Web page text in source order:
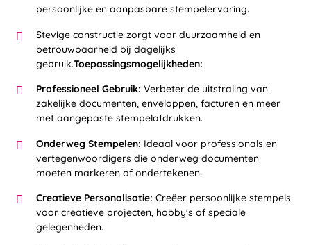
persoonlijke en aanpasbare stempelervaring.
Stevige constructie zorgt voor duurzaamheid en
betrouwbaarheid bij dagelijks
gebruik.Toepassingsmogelijkheden:
Professioneel Gebruik: Verbeter de uitstraling van
zakelijke documenten, enveloppen, facturen en meer
met aangepaste stempelafdrukken.
Onderweg Stempelen: Ideaal voor professionals en
vertegenwoordigers die onderweg documenten
moeten markeren of ondertekenen.
Creatieve Personalisatie: Creëer persoonlijke stempels
voor creatieve projecten, hobby's of speciale
gelegenheden.